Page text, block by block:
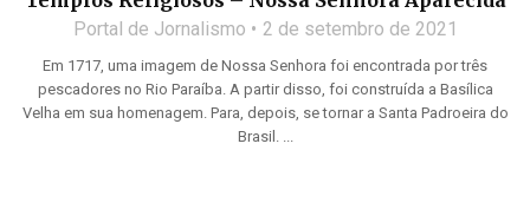
Portal de Jornalismo 2 de setembro de 2021
Em 1717, uma imagem de Nossa Senhora foi encontrada por três
pescadores no Rio Paraíba. A partir disso, foi construída a Basílica
Velha em sua homenagem. Para, depois, se tornar a Santa Padroeira do
Brasil. ...